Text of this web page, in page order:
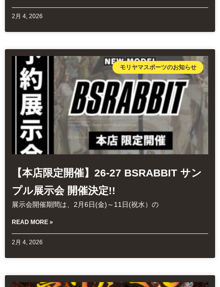
2月 4, 2026
モリヤマスポーツのお知らせ
【本店限定開催】26-27 BSRABBIT サン
プル展示会 開催決定!!
展示会開催期間は、2月6日(金)～11日(祝水）の
READ MORE »
2月 4, 2026